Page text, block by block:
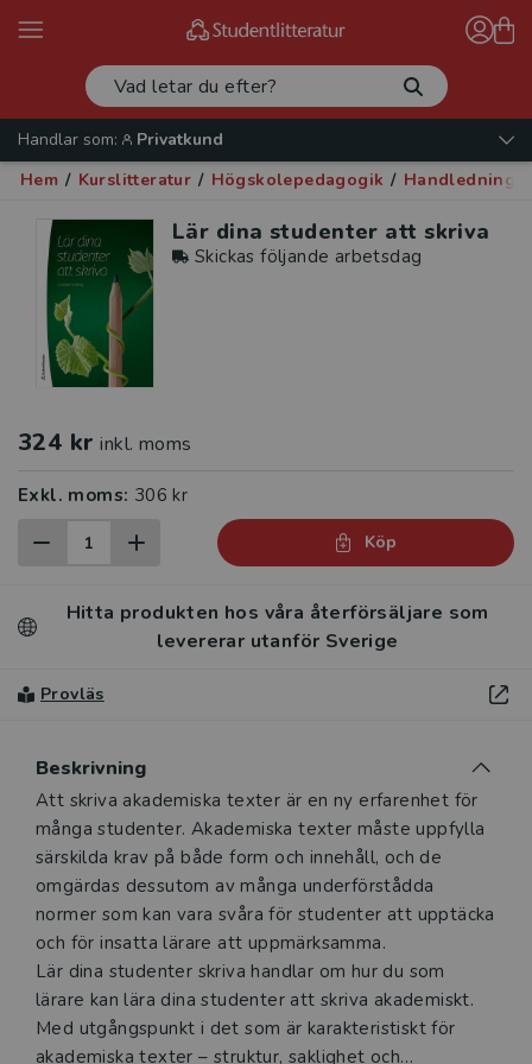
Handlar som:
Privatkund
Hem / Kurslitteratur / Högskolepedagogik / Handledning
Lär dina studenter att skriva
Skickas följande arbetsdag
324 kr inkl. moms
Exkl. moms: 306 kr
Köp
Hitta produkten hos våra återförsäljare som
levererar utanför Sverige
Provläs
Beskrivning
Beskrivning
Att skriva akademiska texter är en ny erfarenhet för
många studenter. Akademiska texter måste uppfylla
särskilda krav på både form och innehåll, och de
omgärdas dessutom av många underförstådda
normer som kan vara svåra för studenter att upptäcka
och för insatta lärare att uppmärksamma.
Lär dina studenter skriva handlar om hur du som
lärare kan lära dina studenter att skriva akademiskt.
Med utgångspunkt i det som är karakteristiskt för
akademiska texter – struktur, saklighet och